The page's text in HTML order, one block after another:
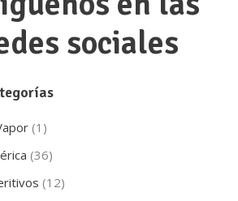
sociales
(1)
(36)
(12)